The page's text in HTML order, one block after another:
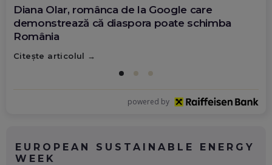
Diana Olar, românca de la Google care
demonstrează că diaspora poate schimba
România
Citește articolul
powered by
EUROPEAN SUSTAINABLE ENERGY
WEEK